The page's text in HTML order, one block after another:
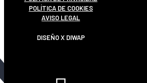
POLÍTICA DE COOKIES
AVISO LEGAL
DISEÑO X DIWAP